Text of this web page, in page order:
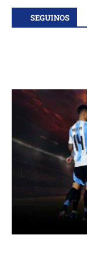
SEGUINOS